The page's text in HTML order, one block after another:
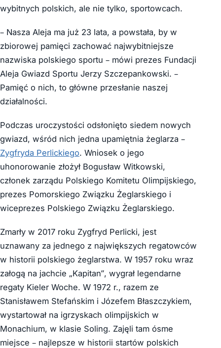
wybitnych polskich, ale nie tylko, sportowcach.
– Nasza Aleja ma już 23 lata, a powstała, by w
zbiorowej pamięci zachować najwybitniejsze
nazwiska polskiego sportu – mówi prezes Fundacji
Aleja Gwiazd Sportu Jerzy Szczepankowski. –
Pamięć o nich, to główne przesłanie naszej
działalności.
Podczas uroczystości odsłonięto siedem nowych
gwiazd, wśród nich jedna upamiętnia żeglarza –
Zygfryda Perlickiego. Wniosek o jego
uhonorowanie złożył Bogusław Witkowski,
członek zarządu Polskiego Komitetu Olimpijskiego,
prezes Pomorskiego Związku Żeglarskiego i
wiceprezes Polskiego Związku Żeglarskiego.
Zmarły w 2017 roku Zygfryd Perlicki, jest
uznawany za jednego z największych regatowców
w historii polskiego żeglarstwa. W 1957 roku wraz
załogą na jachcie „Kapitan”, wygrał legendarne
regaty Kieler Woche. W 1972 r., razem ze
Stanisławem Stefańskim i Józefem Błaszczykiem,
wystartował na igrzyskach olimpijskich w
Monachium, w klasie Soling. Zajęli tam ósme
miejsce – najlepsze w historii startów polskich